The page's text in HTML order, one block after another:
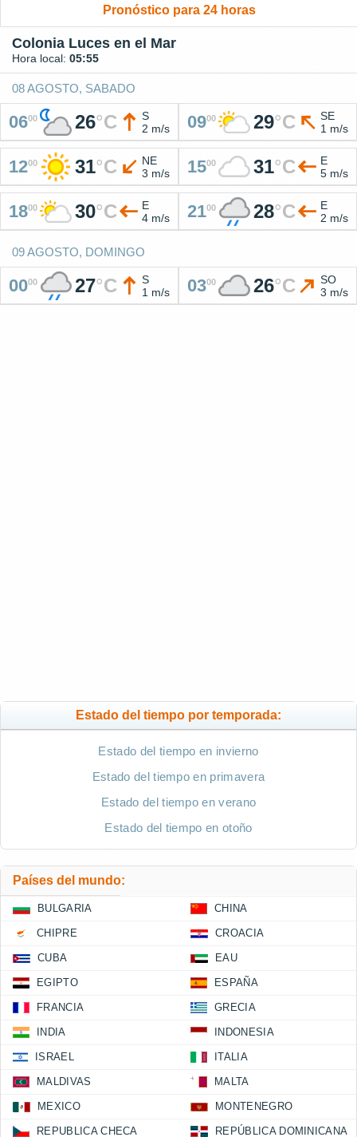
Pronóstico para 24 horas
Colonia Luces en el Mar
Hora local: 05:55
08 AGOSTO, SABADO
0600 26°C
S
2 m/s
0900 29°C
SE
1 m/s
1200 31°C
NE
3 m/s
1500 31°C
E
5 m/s
1800 30°C
E
4 m/s
2100 28°C
E
2 m/s
09 AGOSTO, DOMINGO
0000 27°C
S
1 m/s
0300 26°C
SO
3 m/s
Estado del tiempo por temporada:
Estado del tiempo en invierno
Estado del tiempo en primavera
Estado del tiempo en verano
Estado del tiempo en otoño
Países del mundo:
BULGARIA CHINA
CHIPRE CROACIA
CUBA EAU
EGIPTO ESPAÑA
FRANCIA GRECIA
INDIA INDONESIA
ISRAEL ITALIA
MALDIVAS MALTA
MEXICO MONTENEGRO
REPUBLICA CHECA REPÚBLICA DOMINICANA